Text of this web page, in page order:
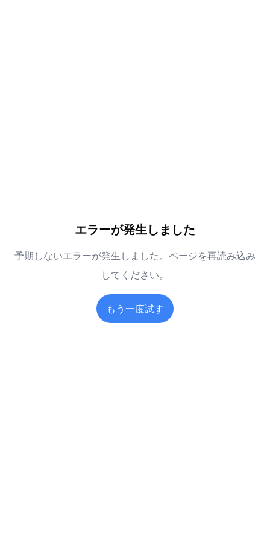
エラーが発生しました
予期しないエラーが発生しました。ページを再読み込み
してください。
もう一度試す